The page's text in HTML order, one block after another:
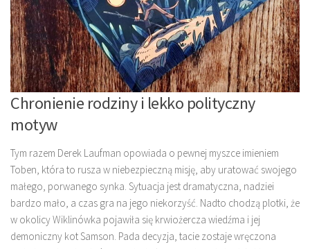
Chronienie rodziny i lekko polityczny
motyw
Tym razem Derek Laufman opowiada o pewnej myszce imieniem
Toben, która to rusza w niebezpieczną misję, aby uratować swojego
małego, porwanego synka. Sytuacja jest dramatyczna, nadziei
bardzo mało, a czas gra na jego niekorzyść. Nadto chodzą plotki, że
w okolicy Wiklinówka pojawiła się krwiożercza wiedźma i jej
demoniczny kot Samson. Pada decyzja, tacie zostaje wręczona